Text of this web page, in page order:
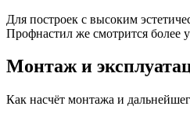
Для построек с высоким
Профнастил же смотрится более
Монтаж и
Как насчёт монтажа и